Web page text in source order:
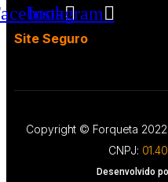
Instagram
Site Seguro
Copyright © Forqueta
CNPJ:
Desenvolvido